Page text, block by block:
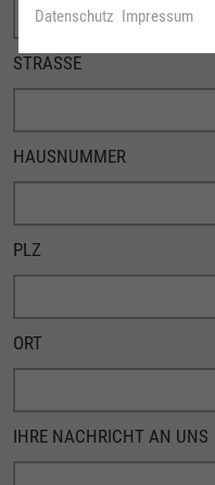
STRASSE
HAUSNUMMER
PLZ
ORT
BITTE NICHT AUSFÜLLEN.
IHRE NACHRICHT AN UNS
Datenschutz Impressum